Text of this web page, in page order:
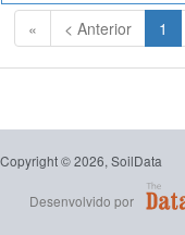
« < Anterior 1
Copyright © 2026, SoilData
Desenvolvido por